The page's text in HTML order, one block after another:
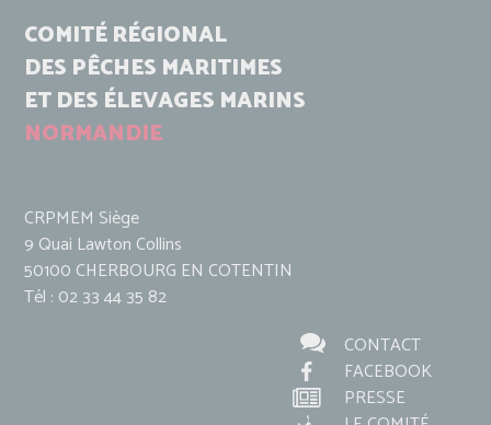
COMITÉ RÉGIONAL
DES PÊCHES MARITIMES
ET DES ÉLEVAGES MARINS
NORMANDIE
CRPMEM Siège
9 Quai Lawton Collins
50100 CHERBOURG EN COTENTIN
Tél : 02 33 44 35 82
CONTACT
FACEBOOK
PRESSE